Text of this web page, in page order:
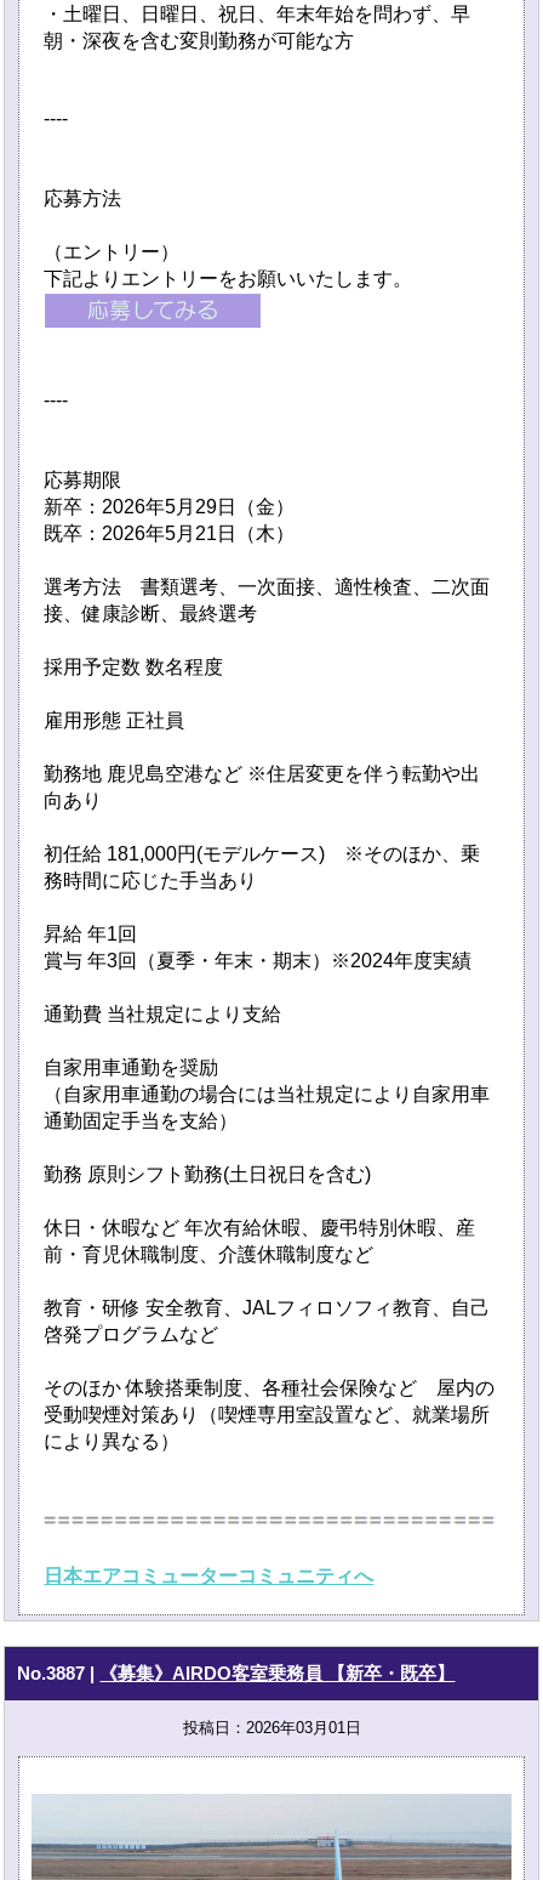
・土曜日、日曜日、祝日、年末年始を問わず、早
朝・深夜を含む変則勤務が可能な方
----
応募方法
（エントリー）
下記よりエントリーをお願いいたします。
----
応募期限
新卒：2026年5月29日（金）
既卒：2026年5月21日（木）
選考方法 書類選考、一次面接、適性検査、二次面
接、健康診断、最終選考
採用予定数 数名程度
雇用形態 正社員
勤務地 鹿児島空港など ※住居変更を伴う転勤や出
向あり
初任給 181,000円(モデルケース) ※そのほか、乗
務時間に応じた手当あり
昇給 年1回
賞与 年3回（夏季・年末・期末）※2024年度実績
通勤費 当社規定により支給
自家用車通勤を奨励
（自家用車通勤の場合には当社規定により自家用車
通勤固定手当を支給）
勤務 原則シフト勤務(土日祝日を含む)
休日・休暇など 年次有給休暇、慶弔特別休暇、産
前・育児休職制度、介護休職制度など
教育・研修 安全教育、JALフィロソフィ教育、自己
啓発プログラムなど
そのほか 体験搭乗制度、各種社会保険など 屋内の
受動喫煙対策あり（喫煙専用室設置など、就業場所
により異なる）
日本エアコミューターコミュニティへ
No.3887 | 《募集》AIRDO客室乗務員 【新卒・既卒】
投稿日：2026年03月01日